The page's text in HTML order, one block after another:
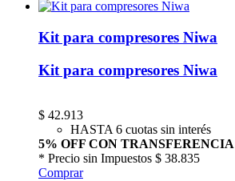
Kit para compresores Niwa
Kit para compresores Niwa
$ 42.913
HASTA 6 cuotas sin interés
5% OFF CON TRANSFERENCIA
* Precio sin Impuestos $ 38.835
Comprar